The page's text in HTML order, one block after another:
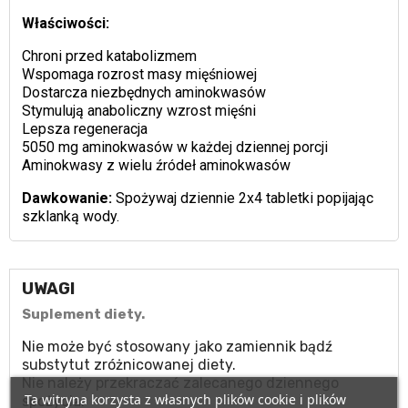
Właściwości:
Chroni przed katabolizmem
Wspomaga rozrost masy mięśniowej
Dostarcza niezbędnych aminokwasów
Stymulują anaboliczny wzrost mięśni
Lepsza regeneracja
5050 mg aminokwasów w każdej dziennej porcji
Aminokwasy z wielu źródeł aminokwasów
Dawkowanie:Spożywaj dziennie 2x4 tabletki popijając
szklanką wody.
UWAGI
Suplement diety.
Nie może być stosowany jako zamiennik bądź
substytut zróżnicowanej diety.
spożycia.
Ta witryna korzysta z własnych plików cookie i plików